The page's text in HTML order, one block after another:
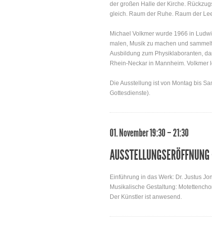
der großen Halle der Kirche.
gleich. Raum der Ruhe. Raum der
Michael Volkmer wurde 1966 in
malen, Musik zu machen und
Ausbildung zum Physiklaboranten,
Rhein-Neckar in Mannheim. Volkmer
Die Ausstellung ist von Montag bis
Gottesdienste).
01. November 19:30 – 21:30
Einführung in das Werk: Dr. Justus
Musikalische Gestaltung:
Der Künstler ist anwesend.